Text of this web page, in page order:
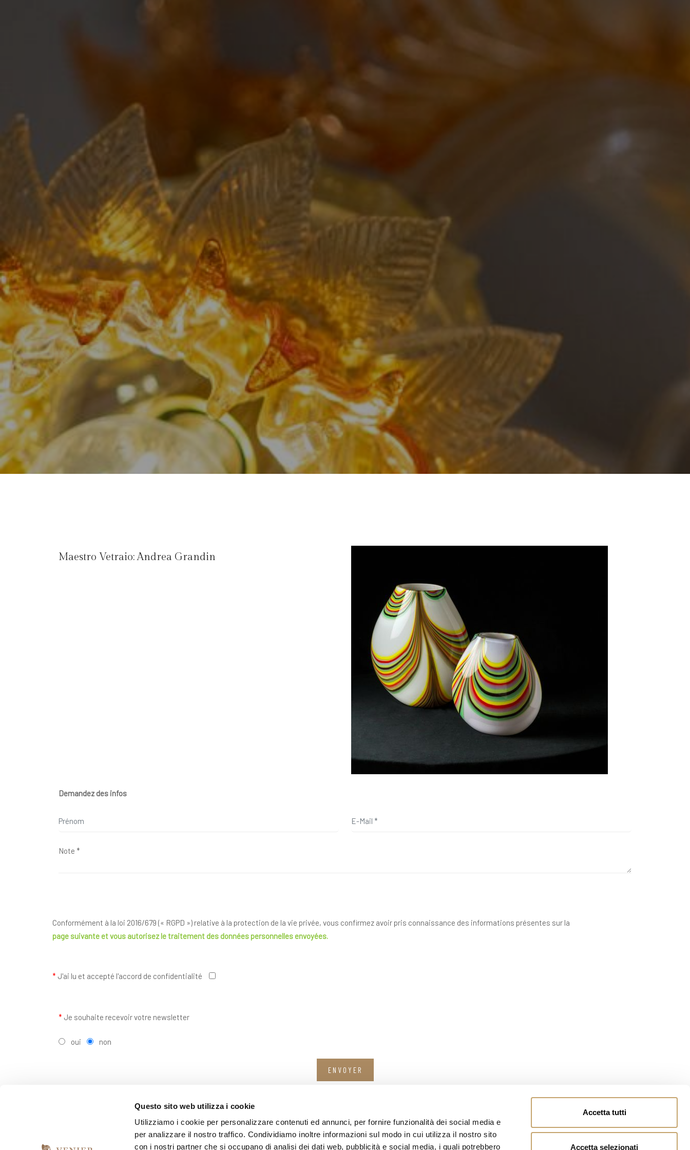
Questo sito web utilizza i cookie
Utilizziamo i cookie per personalizzare contenuti ed annunci, per fornire funzionalità dei social media e
per analizzare il nostro traffico. Condividiamo inoltre informazioni sul modo in cui utilizza il nostro sito
con i nostri partner che si occupano di analisi dei dati web, pubblicità e social media, i quali potrebbero
Accetta tutti
Accetta selezionati
Maestro Vetraio:Andrea Grandin
Demandez des infos
Conformément à la loi 2016/679 (« RGPD ») relative à la protection de la vie privée, vous confirmez avoir pris connaissance des informations présentes sur la
page suivanteet vous autorisez le traitement des données personnelles envoyées.
* J'ai lu et accepté l'accord de confidentialité
* Je souhaite recevoir votre newsletter
oui non
ENVOYER